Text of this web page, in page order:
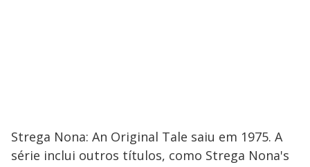
Strega Nona: An Original Tale saiu em 1975. A
série inclui outros títulos, como Strega Nona's